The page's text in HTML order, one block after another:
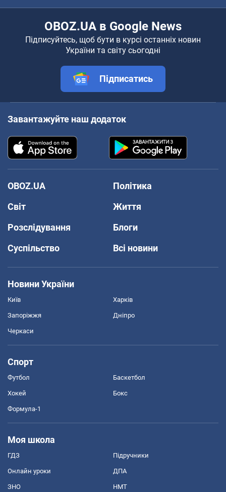
OBOZ.UA в Google News
Підписуйтесь, щоб бути в курсі останніх новин
України та світу сьогодні
Підписатись
Завантажуйте наш додаток
OBOZ.UA
Політика
Світ
Життя
Розслідування
Блоги
Суспільство
Всі новини
Новини України
Київ Харків
Запоріжжя Дніпро
Черкаси
Спорт
Футбол Баскетбол
Хокей Бокс
Формула-1
Моя школа
ГДЗ Підручники
Онлайн уроки ДПА
ЗНО НМТ